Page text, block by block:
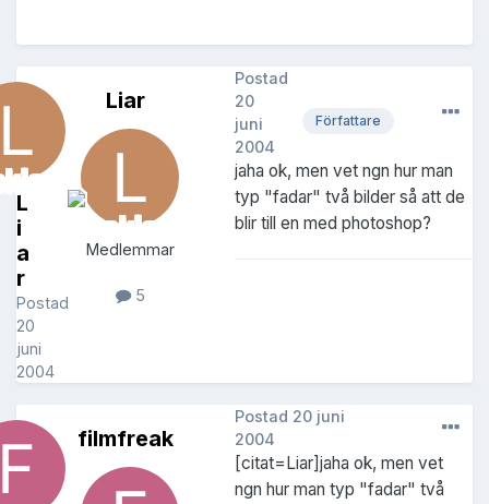
L
i
a
r
Postad
20
juni
2004
Liar
Medlemmar
5
Författare
Postad
20
juni
2004
jaha ok, men vet ngn hur man
typ "fadar" två bilder så att de
blir till en med photoshop?
filmfreak
Postad 20 juni
2004
[citat=Liar]jaha ok, men vet
ngn hur man typ "fadar" två